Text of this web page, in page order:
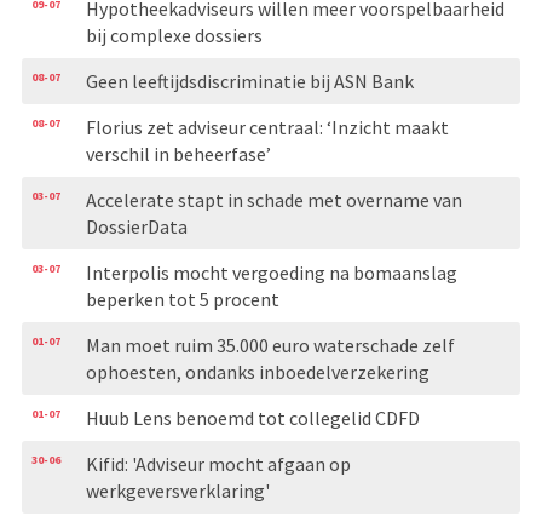
09-07
Hypotheekadviseurs willen meer voorspelbaarheid
bij complexe dossiers
08-07 Geen leeftijdsdiscriminatie bij ASN Bank
08-07
Florius zet adviseur centraal: ‘Inzicht maakt
verschil in beheerfase’
03-07
Accelerate stapt in schade met overname van
DossierData
03-07
Interpolis mocht vergoeding na bomaanslag
beperken tot 5 procent
01-07
Man moet ruim 35.000 euro waterschade zelf
ophoesten, ondanks inboedelverzekering
01-07 Huub Lens benoemd tot collegelid CDFD
30-06
Kifid: 'Adviseur mocht afgaan op
werkgeversverklaring'